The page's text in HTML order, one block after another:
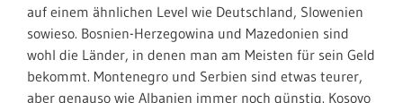
auf einem ähnlichen Level wie Deutschland, Slowenien
sowieso. Bosnien-Herzegowina und Mazedonien sind
wohl die Länder, in denen man am Meisten für sein Geld
bekommt. Montenegro und Serbien sind etwas teurer,
aber genauso wie Albanien immer noch günstig. Kosovo